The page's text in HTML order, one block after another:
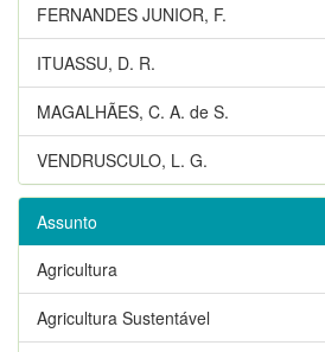
FERNANDES JUNIOR, F.
ITUASSU, D. R.
MAGALHÃES, C. A. de S.
VENDRUSCULO, L. G.
Assunto
Agricultura
Agricultura Sustentável